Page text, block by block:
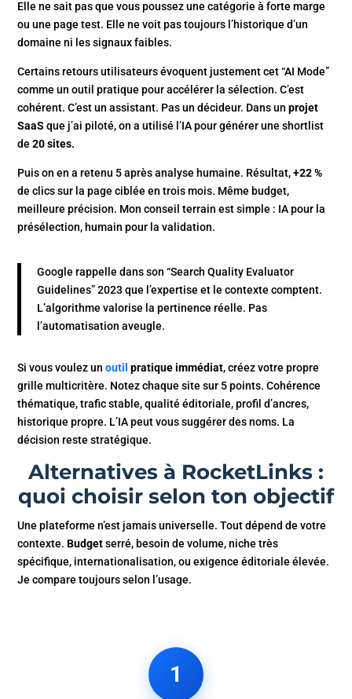
Elle ne sait pas que vous poussez une catégorie à forte marge
ou une page test. Elle ne voit pas toujours l’historique d’un
domaine ni les signaux faibles.
Certains retours utilisateurs évoquent justement cet “AI Mode”
comme un outil pratique pour accélérer la sélection. C’est
cohérent. C’est un assistant. Pas un décideur. Dans unprojet
SaaS que j’ai piloté, on a utilisé l’IA pour générer une shortlist
de20 sites.
Puis on en a retenu 5 après analyse humaine. Résultat,+22 %
de clics sur la page ciblée en trois mois. Même budget,
meilleure précision. Mon conseil terrain est simple : IA pour la
présélection, humain pour la validation.
Google rappelle dans son “Search Quality Evaluator
Guidelines” 2023 que l’expertise et le contexte comptent.
L’algorithme valorise la pertinence réelle. Pas
l’automatisation aveugle.
Si vous voulez unoutil pratique immédiat, créez votre propre
grille multicritère. Notez chaque site sur 5 points. Cohérence
thématique, trafic stable, qualité éditoriale, profil d’ancres,
historique propre. L’IA peut vous suggérer des noms. La
décision reste stratégique.
Alternatives à RocketLinks :
quoi choisir selon ton objectif
Une plateforme n’est jamais universelle. Tout dépend de votre
contexte.Budgetserré, besoin de volume, niche très
spécifique, internationalisation, ou exigence éditoriale élevée.
Je compare toujours selon l’usage.
1